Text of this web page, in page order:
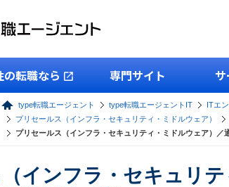
の転職なら 専門サイト
type転職エージェント type転職エージェントIT ITエ
プリセールス（インフラ・セキュリティ・ミドルウェア）
プリセールス（インフラ・セキュリティ・ミドルウェア）
インフラ・セキュリ